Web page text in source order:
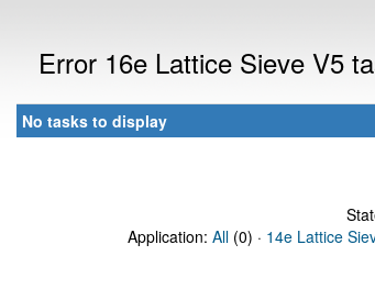
Error 16e Lattice Sieve V5
No tasks to display
Application: All (0) · 14e Lattice